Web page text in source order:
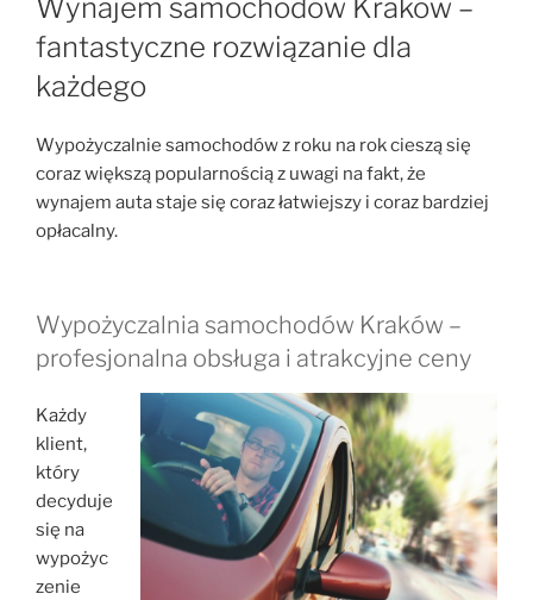
Wynajem samochodów Kraków –
fantastyczne rozwiązanie dla
każdego
Wypożyczalnie samochodów z roku na rok cieszą się
coraz większą popularnością z uwagi na fakt, że
wynajem auta staje się coraz łatwiejszy i coraz bardziej
opłacalny.
Wypożyczalnia samochodów Kraków –
profesjonalna obsługa i atrakcyjne ceny
Każdy
klient,
który
decyduje
się na
wypożyc
zenie